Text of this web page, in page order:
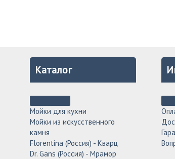
Каталог
Мойки для кухни
Мойки из искусственного
камня
Florentina (Россия) - Кварц
Dr. Gans (Россия) - Мрамор